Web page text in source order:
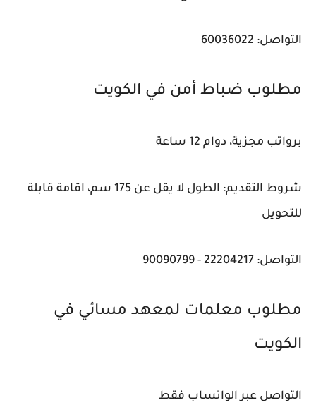
التواصل: 60036022
مطلوب ضباط أمن في الكويت
برواتب مجزية، دوام 12 ساعة
شروط التقديم: الطول لا يقل عن 175 سم، اقامة قابلة
للتحويل
التواصل: 22204217 - 90090799
مطلوب معلمات لمعهد مسائي في
الكويت
التواصل عبر الواتساب فقط